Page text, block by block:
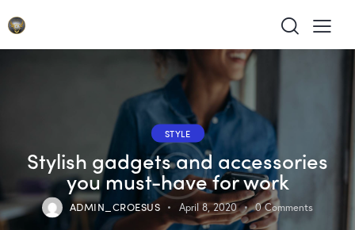
STYLE
Stylish gadgets and accessories
you must-have for work
ADMIN_CROESUS April 8, 2020 0 Comments